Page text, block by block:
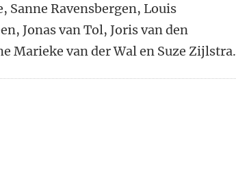
Sanne Ravensbergen, Louis
Jonas van Tol, Joris van den
Marieke van der Wal en Suze Zijlstra.